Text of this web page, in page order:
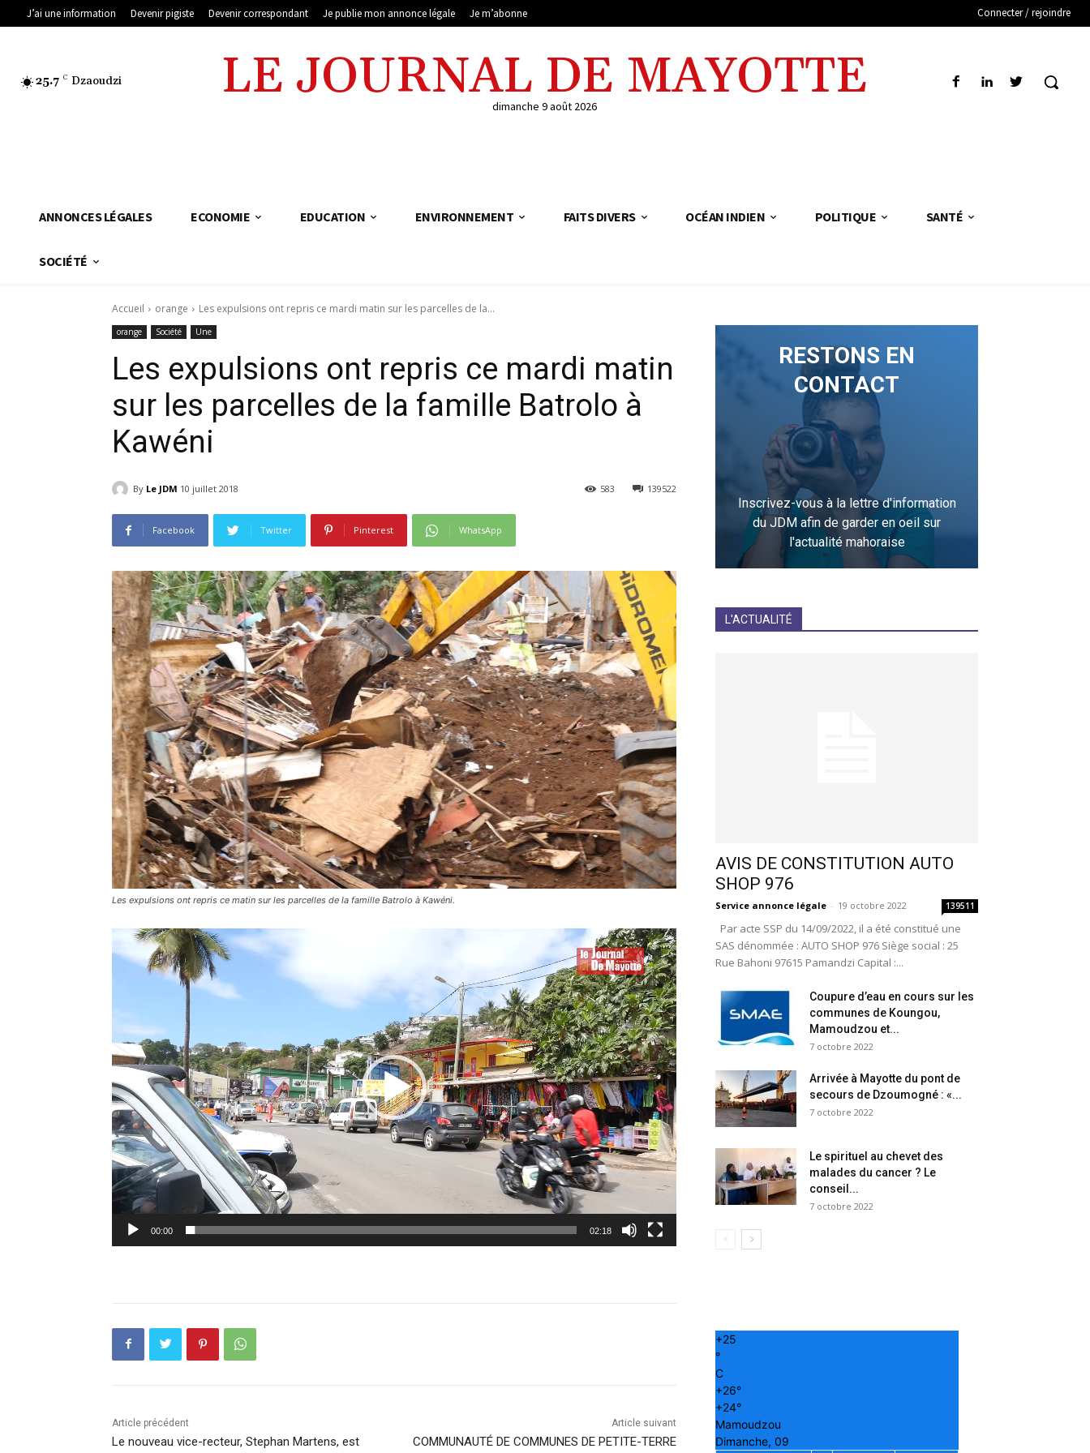
J’ai une information Devenir pigiste Devenir correspondant Je publie mon annonce légale Je m’abonne Connecter / rejoindre
25.7 C Dzaoudzi LE JOURNAL DE MAYOTTE
dimanche 9 août 2026
ANNONCES LÉGALES ECONOMIE EDUCATION ENVIRONNEMENT FAITS DIVERS OCÉAN INDIEN POLITIQUE SANTÉ
SOCIÉTÉ
Accueil orange Les expulsions ont repris ce mardi matin sur les parcelles de la...
orange Société Une
Les expulsions ont repris ce mardi matin
sur les parcelles de la famille Batrolo à
Kawéni
By Le JDM 10 juillet 2018 139522
583
Facebook Twitter Pinterest WhatsApp
Les expulsions ont repris ce matin sur les parcelles de la famille Batrolo à Kawéni.
Lecteur
vidéo
00:00 02:18
Article précédent
Le nouveau vice-recteur, Stephan Martens, est
Article suivant
COMMUNAUTÉ DE COMMUNES DE PETITE-TERRE
RESTONS EN
CONTACT
Inscrivez-vous à la lettre d'information
du JDM afin de garder en oeil sur
l'actualité mahoraise
L'ACTUALITÉ
AVIS DE CONSTITUTION AUTO
SHOP 976
Service annonce légale - 19 octobre 2022 139511
Par acte SSP du 14/09/2022, il a été constitué une
SAS dénommée : AUTO SHOP 976 Siège social : 25
Rue Bahoni 97615 Pamandzi Capital :...
Coupure d’eau en cours sur les
communes de Koungou,
Mamoudzou et...
7 octobre 2022
Arrivée à Mayotte du pont de
secours de Dzoumogné : «...
7 octobre 2022
Le spirituel au chevet des
malades du cancer ? Le
conseil...
7 octobre 2022
+25
°
C
+26°
+24°
Mamoudzou
Dimanche, 09